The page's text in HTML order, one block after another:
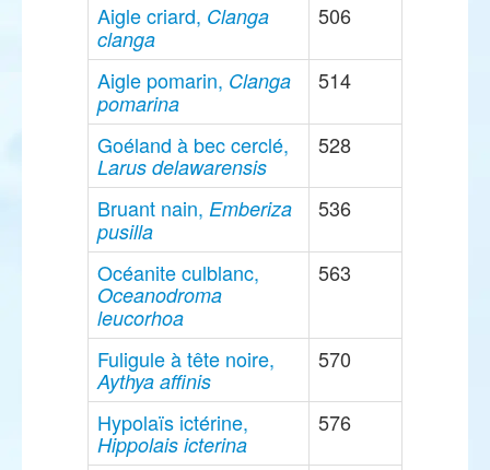
Aigle criard, Clanga
clanga
506
Aigle pomarin, Clanga
pomarina
514
Goéland à bec cerclé,
Larus delawarensis
528
Bruant nain, Emberiza
pusilla
536
Océanite culblanc,
Oceanodroma
leucorhoa
563
Fuligule à tête noire,
Aythya affinis
570
Hypolaïs ictérine,
Hippolais icterina
576